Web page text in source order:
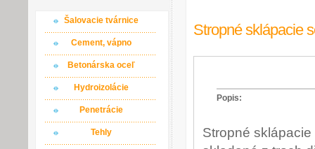
Šalovacie tvárnice
Cement, vápno
Betonárska oceľ
Hydroizolácie
Penetrácie
Tehly
Stropné sklápacie
Popis:
Stropné